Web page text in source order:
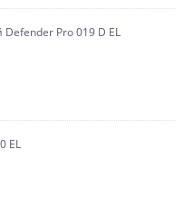
Pro 019 D EL
EL